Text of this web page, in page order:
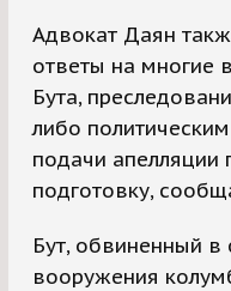
Адвокат Даян
ответы на многие
Бута,
либо
подачи апелляции
подготовку,
Бут, обвиненный в
вооружения